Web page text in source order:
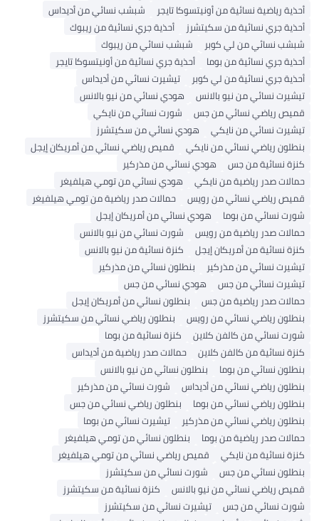
من أونيتسوكا تايجر
شبشب نسائي من أديداس
من سكيتشرز
أحذية جري نسائية من ريبوك
لي كوبر
شبشب نسائي من ريبوك
من بوما
أحذية جري نسائية من أونيتسوكا تايجر
من لي كوبر
تيشيرت نسائي من أديداس
من نيو بالانس
هودي نسائي من نيو بالانس
نسائي من جس
شورت نسائي من نايكي
من نايكي
هودي نسائي من سكيتشرز
نسائي من نايكي
قميص رياضي نسائي من أمريكان إيجل
من جس
هودي نسائي من مذركير
من نايكي
هودي نسائي من تومي هيلفيغر
من رويس
حمالات صدر رياضية من تومي هيلفيغر
بوما
هودي نسائي من أمريكان إيجل
من رويس
شورت نسائي من نيو بالانس
أمريكان إيجل
كنزة نسائية من نيو بالانس
من مذركير
بنطلون نسائي من مذركير
من جس
هودي نسائي من جس
من جس
بنطلون نسائي من أمريكان إيجل
نسائي من رويس
بنطلون رياضي نسائي من سكيتشرز
كالفن كلاين
كنزة نسائية من بوما
كالفن كلاين
حمالات صدر رياضية من أديداس
من بوما
بنطلون نسائي من نيو بالانس
نسائي من أديداس
شورت نسائي من مذركير
نسائي من بوما
بنطلون رياضي نسائي من جس
نسائي من مذركير
تيشيرت نسائي من بوما
من بوما
بنطلون نسائي من تومي هيلفيغر
نايكي
قميص رياضي نسائي من تومي هيلفيغر
من جس
شورت نسائي من سكيتشرز
من نيو بالانس
كنزة نسائية من سكيتشرز
من جس
تيشيرت نسائي من سكيتشرز